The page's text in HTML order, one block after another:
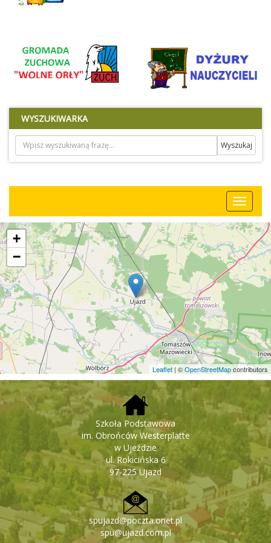
oraz buduje wizerunek naszej szkoły jako miejsca mądrości,
Pierwszoklasiści!Dzień 14 października 2025 r jest dla Was
wyjątkowy — po raz pierwszy z dumą wypowiedzieliście słowa
ślubowania i zostaliście przyjęci do społeczności Szkoły
Podstawowej im. Obrońców Westerplatte w Ujeździe. Od tej
chwili stajecie się pełnoprawnymi uczniami naszej szkoły –
odpowiedzialności. Życzę Wam, aby każdy dzień w szkole
przynosił radość, ciekawe odkrycia i powody do dumy.Niech
nauka stanie się dla Was wspaniałą przygodą, a nauczyciele i
wychowawcy – przewodnikami, którzy zawsze będą Was
sukcesu!Drodzy Rodzice.Gratuluję Wam organizacji święta
jakim było ślubowanie klas pierwszych i dziękuję za zaufanie,
jakim obdarzyliście naszą szkołę. To dzięki Państwa trosce,
wsparciu i współpracy możemy wspólnie tworzyć miejsce, w
którym dzieci czują się bezpieczne, doceniane i szczęśliwe.
Życzę Państwu wielu chwil radości i wzruszeń związanych z
postępami Waszych pociech oraz satysfakcji z ich szkolnych
osiągnięć. Niech ta uroczystość będzie pięknym początkiem
wielkiej, edukacyjnej przygody.Z serdecznymi pozdrowieniami
i najlepszymi życzeniamiKrzysztofa Knap - Misztal Dyrektor
Szkoły Podstawowejim. Obrońców Westerplatte w Ujeździe
WYSZUKIWARKA
+
−
Leaflet | ©OpenStreetMapcontributors
Szkoła Podstawowa
im. Obrońców Westerplatte
w Ujeździe
ul. Rokicińska 6
97-225 Ujazd
spujazd@poczta.onet.pl
spu@ujazd.com.pl